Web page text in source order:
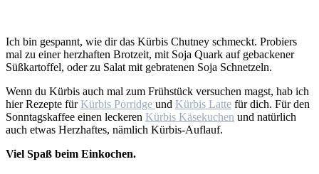
Ich bin gespannt, wie dir das Kürbis Chutney schmeckt. Probiers
mal zu einer herzhaften Brotzeit, mit Soja Quark auf gebackener
Süßkartoffel, oder zu Salat mit gebratenen Soja Schnetzeln.
Wenn du Kürbis auch mal zum Frühstück versuchen magst, hab ich
hier Rezepte fürKürbis Porridge und Kürbis Latte für dich. Für den
Sonntagskaffee einen leckeren Kürbis Käsekuchen und natürlich
auch etwas Herzhaftes, nämlich Kürbis-Auflauf.
Viel Spaß beim Einkochen.